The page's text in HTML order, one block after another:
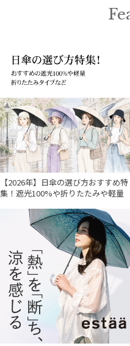
【2026年】日傘の選び方おすすめ特
集！遮光100%や折りたたみや軽量